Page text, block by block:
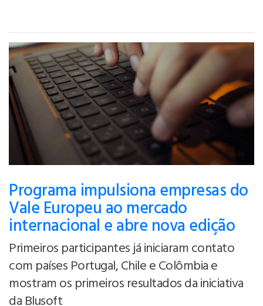
Programa impulsiona empresas do
Vale Europeu ao mercado
internacional e abre nova edição
Primeiros participantes já iniciaram contato
com países Portugal, Chile e Colômbia e
mostram os primeiros resultados da iniciativa
da Blusoft